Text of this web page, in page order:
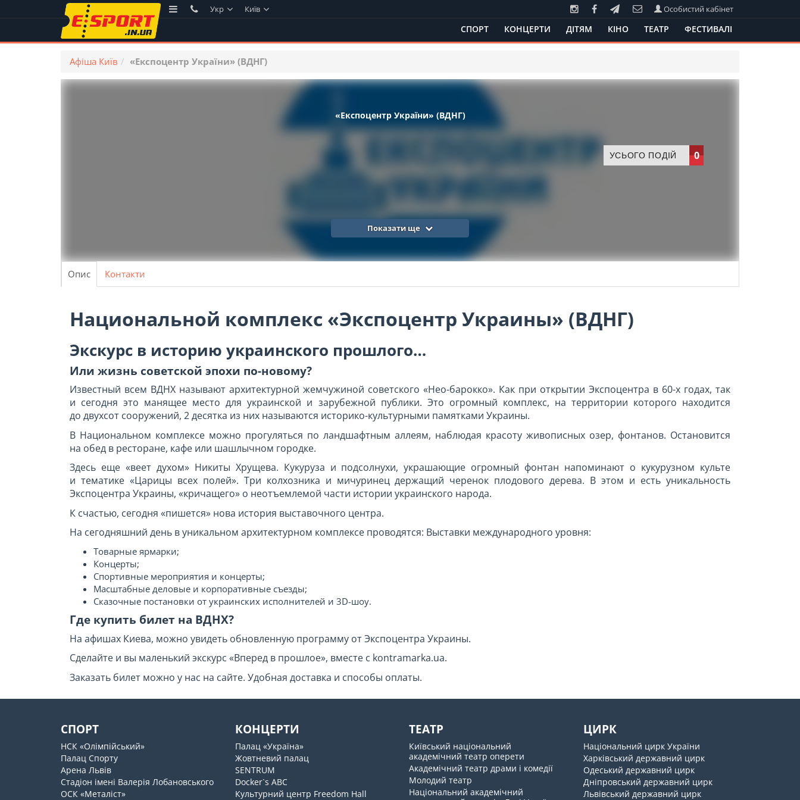
Укр Київ Особистий кабінет
СПОРТ КОНЦЕРТИ ДІТЯМ КІНО ТЕАТР ФЕСТИВАЛІ
Афіша Київ «Експоцентр України» (ВДНГ)
«Експоцентр України» (ВДНГ)
УСЬОГО ПОДІЙ 0
Показати ще
Опис Контакти
Национальной комплекс «Экспоцентр Украины» (ВДНГ)
Экскурс в историю украинского прошлого…
Или жизнь советской эпохи по-новому?
Известный всем ВДНХ называют архитектурной жемчужиной советского «Нео-барокко». Как при открытии Экспоцентра в 60-х годах, так
и сегодня это манящее место для украинской и зарубежной публики. Это огромный комплекс, на территории которого находится
до двухсот сооружений, 2 десятка из них называются историко-культурными памятками Украины.
В Национальном комплексе можно прогуляться по ландшафтным аллеям, наблюдая красоту живописных озер, фонтанов. Остановится
на обед в ресторане, кафе или шашлычном городке.
Здесь еще «веет духом» Никиты Хрущева. Кукуруза и подсолнухи, украшающие огромный фонтан напоминают о кукурузном культе
и тематике «Царицы всех полей». Три колхозника и мичуринец держащий черенок плодового дерева. В этом и есть уникальность
Экспоцентра Украины, «кричащего» о неотъемлемой части истории украинского народа.
К счастью, сегодня «пишется» нова история выставочного центра.
На сегодняшний день в уникальном архитектурном комплексе проводятся: Выставки международного уровня:
Товарные ярмарки;
Концерты;
Спортивные мероприятия и концерты;
Масштабные деловые и корпоративные съезды;
Сказочные постановки от украинских исполнителей и 3D-шоу.
Где купить билет на ВДНХ?
На афишах Киева, можно увидеть обновленную программу от Экспоцентра Украины.
Сделайте и вы маленький экскурс «Вперед в прошлое», вместе с kontramarka.ua.
Заказать билет можно у нас на сайте. Удобная доставка и способы оплаты.
СПОРТ
НСК «Олімпійський»
Палац Спорту
Арена Львів
Стадіон імені Валерія Лобановського
ОСК «Металіст»
КОНЦЕРТИ
Палац «Україна»
Жовтневий палац
SENTRUM
Docker`s ABC
Культурний центр Freedom Hall
ТЕАТР
Київський національний
академічний театр оперети
Академічний театр драми і комедії
Молодий театр
Національний академічний
ЦИРК
Національний цирк України
Харківський державний цирк
Одеський державний цирк
Дніпровський державний цирк
Львівський державний цирк